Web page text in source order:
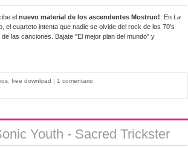
el nuevo material de los ascendentes Mostruo! . En La
el cuarteto intenta que nadie se olvide del rock de los 70's
las canciones. Bajate "El mejor plan del mundo" y
free download | 1 comentario
Youth - Sacred Trickster